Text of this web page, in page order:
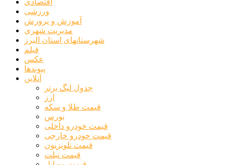
اقتصادی
ورزشی
آموزش و پرورش
مدیریت شهری
شهرستانهای استان البرز
فیلم
عکس
پیوندها
آنلاین
جدول لیگ برتر
ارز
قیمت طلا و سکه
بورس
قیمت خودرو داخلی
قیمت خودرو خارجی
قیمت تلویزیون
قیمت تبلت